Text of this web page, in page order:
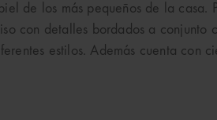
de los más pequeños de la casa.
con detalles bordados a
estilos. Además cuenta